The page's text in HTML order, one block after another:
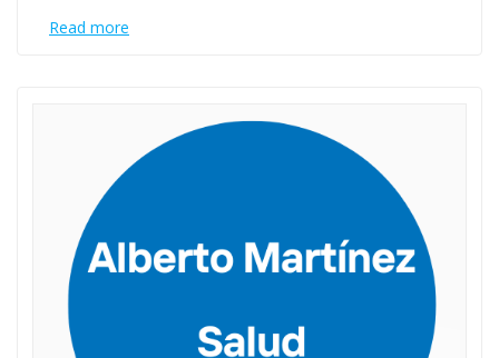
Read more